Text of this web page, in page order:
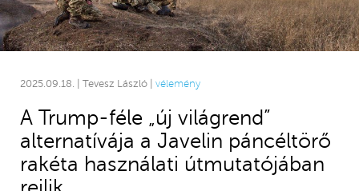
2025.09.18. | Tevesz László | vélemény
A Trump-féle „új világrend”
alternatívája a Javelin páncéltörő
rakéta használati útmutatójában